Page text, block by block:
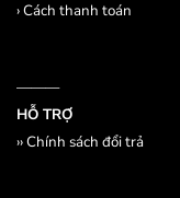
›Cách thanh toán
———
HỖ TRỢ
››Chính sách đổi trả